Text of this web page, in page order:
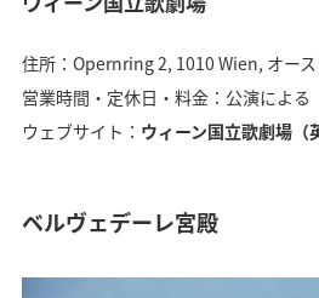
住所：Opernring 2, 1010 Wien, オー
営業時間・定休日・料金：公演による
ウェブサイト： ウィーン国立歌劇場（
ベルヴェデーレ宮殿